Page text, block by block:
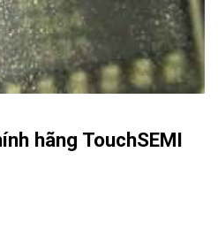
hãng TouchSEMI